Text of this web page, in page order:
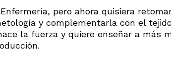
pero ahora quisiera
y complementarla con el
la fuerza y quiere enseñar a más